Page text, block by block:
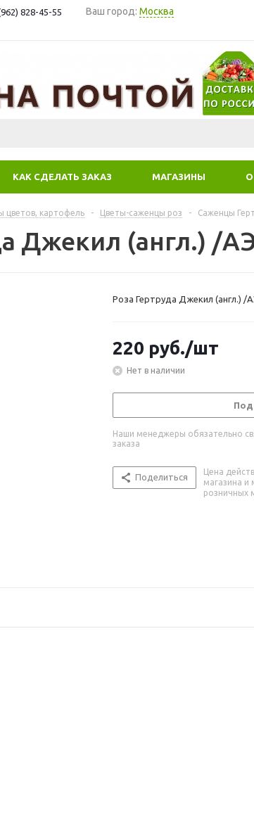
828-45-55 Ваш город: Москва
КАК СДЕЛАТЬ ЗАКАЗ МАГАЗИНЫ
цветов, картофель - Цветы-саженцы роз - Саженцы
Джекил (англ.) /
Роза Гертруда Джекил (англ.) /
220 руб./шт
Нет в наличии
Под
Наши менеджеры обязательно
заказа
Поделиться
Цена
магазина и
розничных